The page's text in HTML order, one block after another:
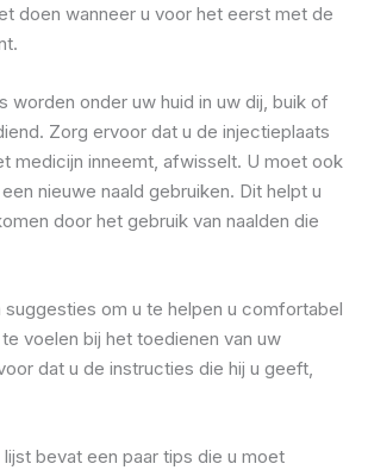
doen wanneer u voor het eerst met de
worden onder uw huid in uw dij, buik of
Zorg ervoor dat u de injectieplaats
medicijn inneemt, afwisselt. U moet ook
nieuwe naald gebruiken. Dit helpt u
door het gebruik van naalden die
suggesties om u te helpen u comfortabel
voelen bij het toedienen van uw
dat u de instructies die hij u geeft,
bevat een paar tips die u moet